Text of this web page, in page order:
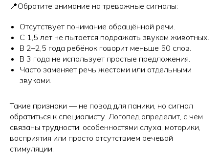
📍Обратите внимание на тревожные сигналы:
Отсутствует понимание обращённой речи.
С 1,5 лет не пытается подражать звукам животных.
В 2–2,5 года ребёнок говорит меньше 50 слов.
В 3 года не использует простые предложения.
Часто заменяет речь жестами или отдельными
звуками.
Такие признаки — не повод для паники, но сигнал
обратиться к специалисту. Логопед определит, с чем
связаны трудности: особенностями слуха, моторики,
восприятия или просто отсутствием речевой
стимуляции.